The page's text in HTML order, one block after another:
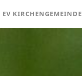
EV KIRCHENGEMEINDE